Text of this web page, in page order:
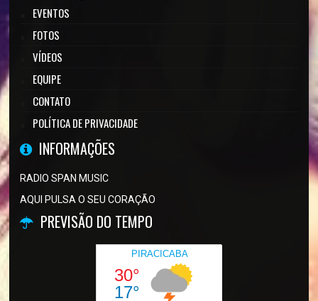
EVENTOS
FOTOS
VÍDEOS
EQUIPE
CONTATO
POLÍTICA DE PRIVACIDADE
INFORMAÇÕES
RADIO SPAN MUSIC
AQUI PULSA O SEU CORAÇÃO
PREVISÃO DO TEMPO